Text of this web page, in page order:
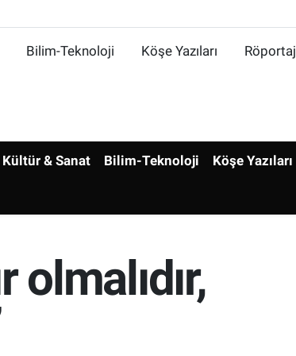
Bilim-Teknoloji Köşe Yazıları Röportaj
Kültür & Sanat Bilim-Teknoloji Köşe Yazıları